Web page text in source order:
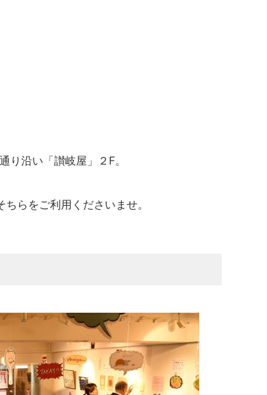
り沿い「讃岐屋」２F。
らをご利用くださいませ。